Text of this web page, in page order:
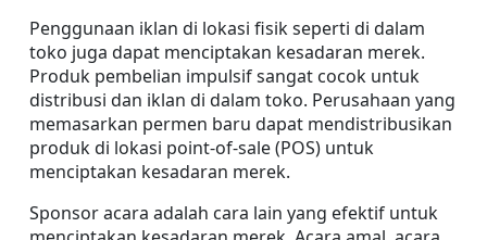
Penggunaan iklan di lokasi fisik seperti di dalam
toko juga dapat menciptakan kesadaran merek.
Produk pembelian impulsif sangat cocok untuk
distribusi dan iklan di dalam toko. Perusahaan yang
memasarkan permen baru dapat mendistribusikan
produk di lokasi point-of-sale (POS) untuk
menciptakan kesadaran merek.
Sponsor acara adalah cara lain yang efektif untuk